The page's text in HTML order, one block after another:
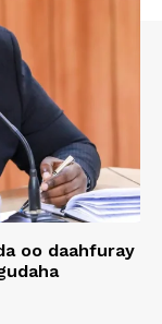
oo daahfuray